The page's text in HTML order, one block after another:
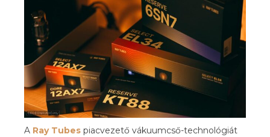
A Ray Tubes piacvezető vákuumcső-technológiát